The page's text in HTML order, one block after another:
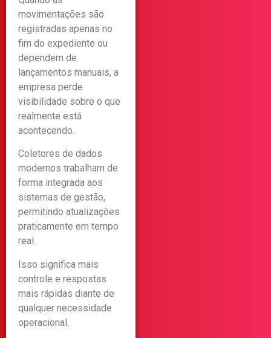
movimentações são
registradas apenas no
fim do expediente ou
dependem de
lançamentos manuais, a
empresa perde
visibilidade sobre o que
realmente está
acontecendo.
Coletores de dados
modernos trabalham de
forma integrada aos
sistemas de gestão,
permitindo atualizações
praticamente em tempo
real.
Isso significa mais
controle e respostas
mais rápidas diante de
qualquer necessidade
operacional.